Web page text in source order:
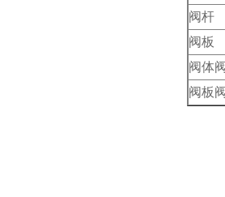
阀杆
阀板
阀体
阀板